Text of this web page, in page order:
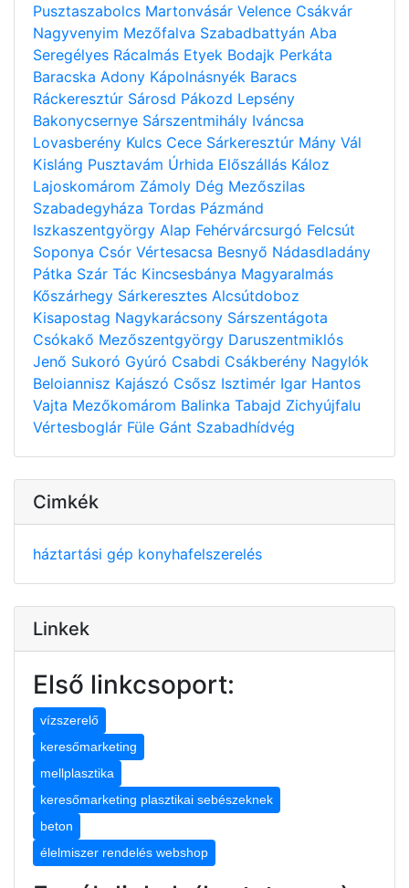
Pusztaszabolcs Martonvásár Velence Csákvár
Nagyvenyim Mezőfalva Szabadbattyán Aba
Seregélyes Rácalmás Etyek Bodajk Perkáta
Baracska Adony Kápolnásnyék Baracs
Ráckeresztúr Sárosd Pákozd Lepsény
Bakonycsernye Sárszentmihály Iváncsa
Lovasberény Kulcs Cece Sárkeresztúr Mány Vál
Kisláng Pusztavám Úrhida Előszállás Káloz
Lajoskomárom Zámoly Dég Mezőszilas
Szabadegyháza Tordas Pázmánd
Iszkaszentgyörgy Alap Fehérvárcsurgó Felcsút
Soponya Csór Vértesacsa Besnyő Nádasdladány
Pátka Szár Tác Kincsesbánya Magyaralmás
Kőszárhegy Sárkeresztes Alcsútdoboz
Kisapostag Nagykarácsony Sárszentágota
Csókakő Mezőszentgyörgy Daruszentmiklós
Jenő Sukoró Gyúró Csabdi Csákberény Nagylók
Beloiannisz Kajászó Csősz Isztimér Igar Hantos
Vajta Mezőkomárom Balinka Tabajd Zichyújfalu
Vértesboglár Füle Gánt Szabadhídvég
Cimkék
háztartási gép konyhafelszerelés
Linkek
Első linkcsoport:
vízszerelő
keresőmarketing
mellplasztika
keresőmarketing plasztikai sebészeknek
beton
élelmiszer rendelés webshop